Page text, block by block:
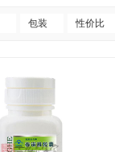
包装 性价比